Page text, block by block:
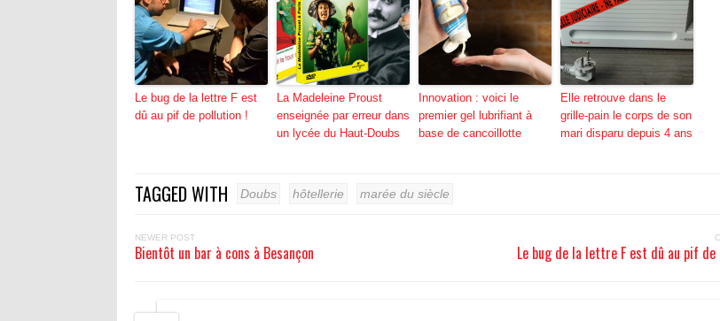
Le bug de la lettre F est
dû au pif de pollution !
La Madeleine Proust
enseignée par erreur dans
un lycée du Haut-Doubs
Innovation : voici le
premier gel lubrifiant à
base de cancoillotte
Elle retrouve dans le
grille-pain le corps de son
mari disparu depuis 4 ans
TAGGED WITH Doubs hôtellerie marée du siècle
NEWER POST
Bientôt un bar à cons à Besançon Le bug de la lettre F est dû au pif